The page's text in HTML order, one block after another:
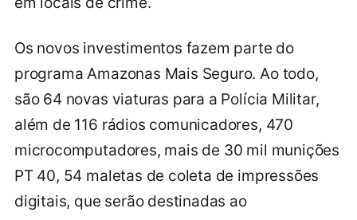
Os novos investimentos fazem parte do
programa Amazonas Mais Seguro. Ao todo,
são 64 novas viaturas para a Polícia Militar,
além de 116 rádios comunicadores, 470
microcomputadores, mais de 30 mil munições
PT 40, 54 maletas de coleta de impressões
digitais, que serão destinadas ao